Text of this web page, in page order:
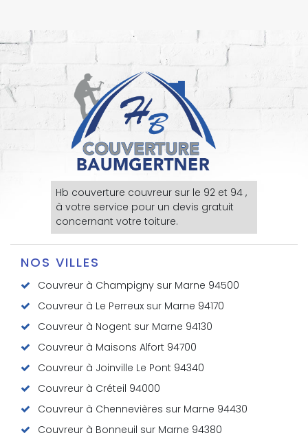
Hb couverture couvreur sur le 92 et 94 ,
à votre service pour un devis gratuit
concernant votre toiture.
NOS VILLES
Couvreur à Champigny sur Marne 94500
Couvreur à Le Perreux sur Marne 94170
Couvreur à Nogent sur Marne 94130
Couvreur à Maisons Alfort 94700
Couvreur à Joinville Le Pont 94340
Couvreur à Créteil 94000
Couvreur à Chennevières sur Marne 94430
Couvreur à Bonneuil sur Marne 94380